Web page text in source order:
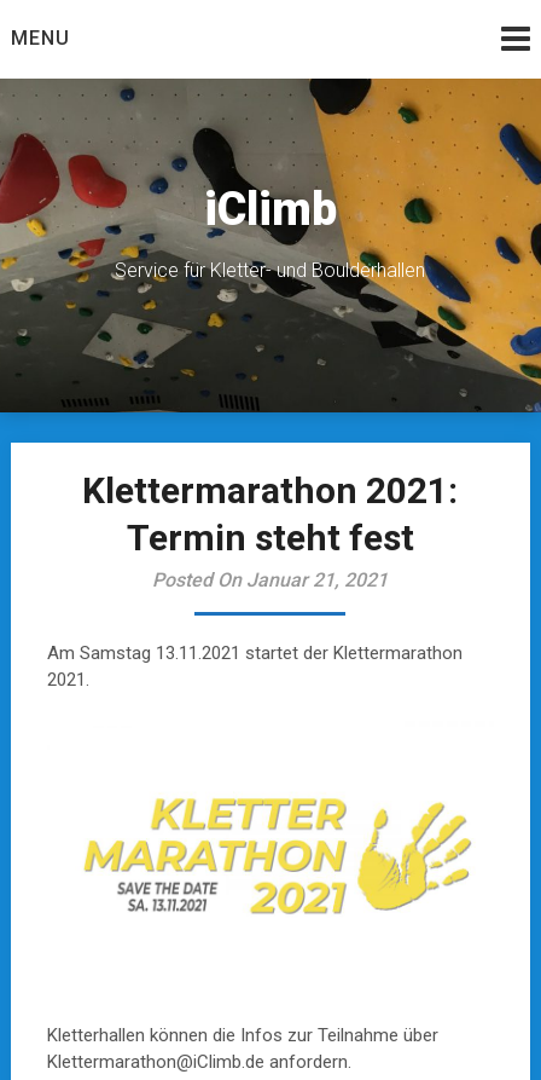
toMENU
iClimb
Service für Kletter- und Boulderhallen
Klettermarathon 2021:
Termin steht fest
Posted On Januar 21, 2021
Am Samstag 13.11.2021 startet der Klettermarathon
2021.
Kletterhallen können die Infos zur Teilnahme über
Klettermarathon@iClimb.de anfordern.